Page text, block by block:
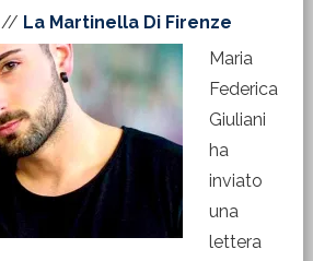
// La Martinella Di Firenze
Maria
Federica
Giuliani
ha
inviato
una
lettera